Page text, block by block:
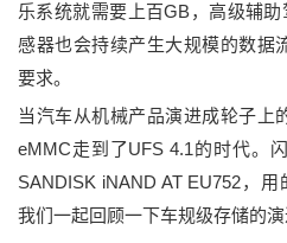
乐系统就需要 上百GB，高级辅助
感器也会持续产生大规模的数据
要求。
当汽车从机械产品演进成轮子上
eMMC走到了UFS 4.1的时代。
SANDISK iNAND AT EU752，用
我们一起回顾一下车规级存储的演